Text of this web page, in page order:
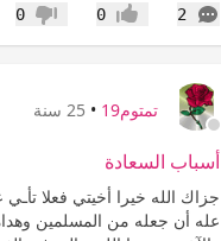
2
التعليقات إعجاب0 عدم إعجاب
0
تمتوم19 • 25 سنة
أسباب السعادة
جزاك الله خيرا أخيتي فعلا
عله أن جعله من المسلمين وهداه